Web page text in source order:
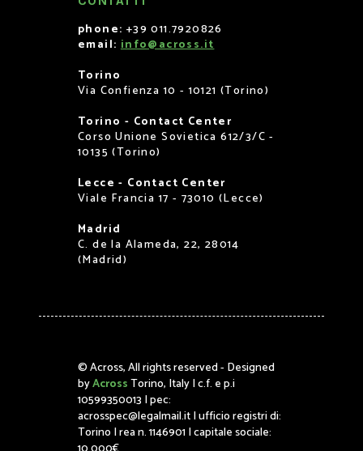
phone: +39 011.7920826
email: info@across.it
Torino
Via Confienza 10 - 10121 (Torino)
Torino - Contact Center
Corso Unione Sovietica 612/3/C -
10135 (Torino)
Lecce - Contact Center
Viale Francia 17 - 73010 (Lecce)
Madrid
C. de la Alameda, 22, 28014
(Madrid)
©Across, All rights reserved - Designed
byAcrossTorino, Italy | c.f. e p.i
10599350013 | pec:
acrosspec@legalmail.it | ufficio registri di:
Torino | rea n. 1146901 | capitale sociale: